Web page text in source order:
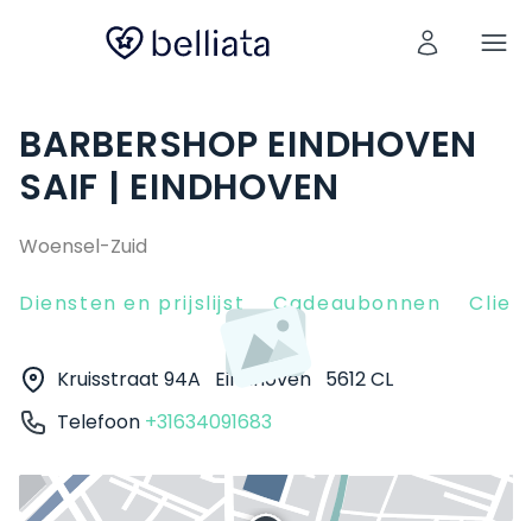
BARBERSHOP EINDHOVEN
SAIF | EINDHOVEN
Woensel-Zuid
Diensten en prijslijst Cadeaubonnen
Kruisstraat 94A Eindhoven 5612 CL
Telefoon +31634091683